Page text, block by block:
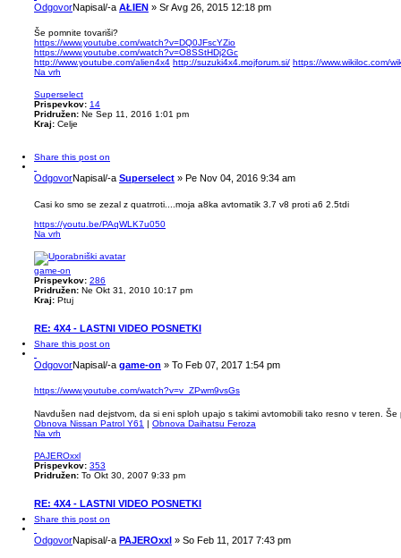
OdgovorNapisal/-a AŁIEN » Sr Avg 26, 2015 12:18 pm
Še pomnite tovariši?
https://www.youtube.com/watch?v=DQ0JFscYZio
https://www.youtube.com/watch?v=O8SStHDj2Gc
http://www.youtube.com/alien4x4 http://suzuki4x4.mojforum.si/ https://www.wikiloc.com/
Na vrh
Superselect
Prispevkov: 14
Pridružen: Ne Sep 11, 2016 1:01 pm
Kraj: Celje
Share this post on
OdgovorNapisal/-a Superselect » Pe Nov 04, 2016 9:34 am
Casi ko smo se zezal z quatrroti....moja a8ka avtomatik 3.7 v8 proti a6 2.5tdi
https://youtu.be/PAqWLK7u050
Na vrh
game-on
Prispevkov: 286
Pridružen: Ne Okt 31, 2010 10:17 pm
Kraj: Ptuj
RE: 4X4 - LASTNI VIDEO POSNETKI
Share this post on
OdgovorNapisal/-a game-on » To Feb 07, 2017 1:54 pm
https://www.youtube.com/watch?v=v_ZPwm9vsGs
Navdušen nad dejstvom, da si eni sploh upajo s takimi avtomobili tako resno v teren.
Obnova Nissan Patrol Y61 | Obnova Daihatsu Feroza
Na vrh
PAJEROxxl
Prispevkov: 353
Pridružen: To Okt 30, 2007 9:33 pm
RE: 4X4 - LASTNI VIDEO POSNETKI
Share this post on
OdgovorNapisal/-a PAJEROxxl » So Feb 11, 2017 7:43 pm